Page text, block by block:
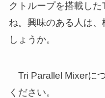
クトループを搭載し
ね。興味のある人は
しょうか。
Tri Parallel Mixerに
ください。